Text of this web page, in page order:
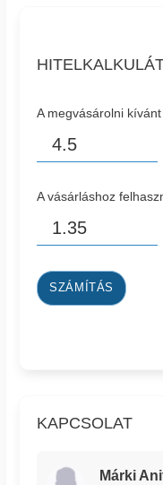
A megvásárolni
A vásárláshoz
SZÁMÍTÁS
KAPCSOLAT
Márki